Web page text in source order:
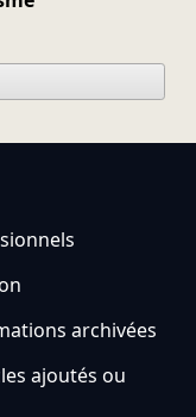
archivées
ajoutés ou